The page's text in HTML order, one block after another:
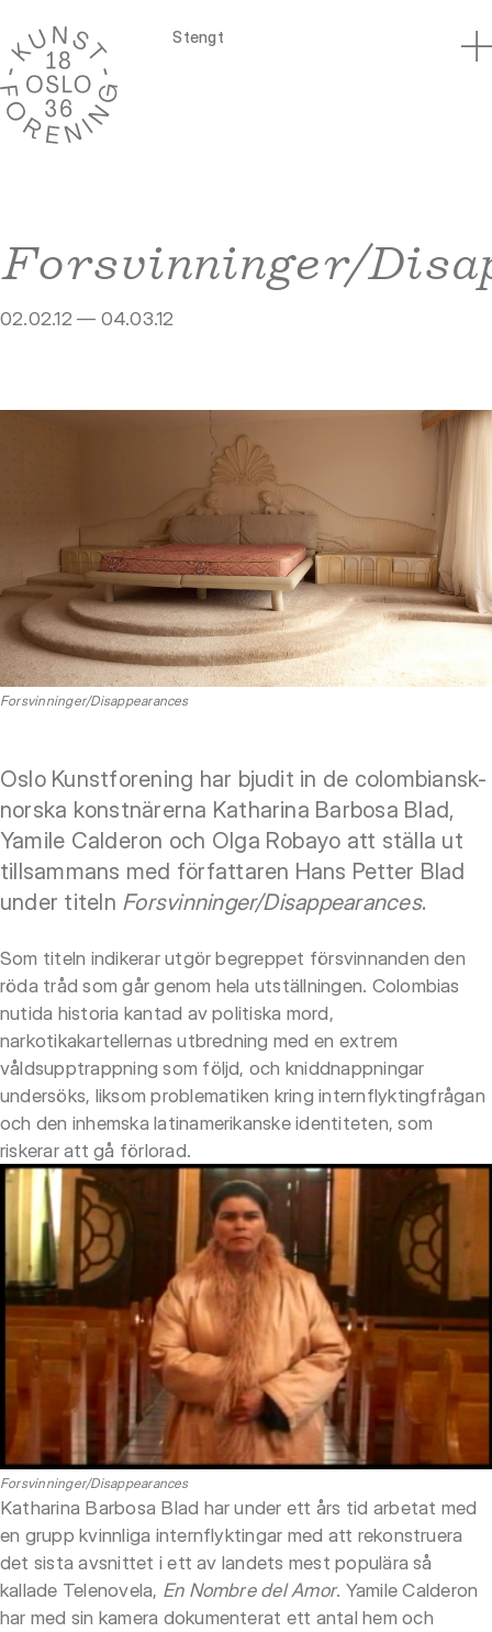
Stengt
Forsvinninger/
02.02.12 — 04.03.12
Forsvinninger/Disappearances
Oslo Kunstforening har bjudit in de colombiansk-
norska konstnärerna Katharina Barbosa Blad,
Yamile Calderon och Olga Robayo att ställa ut
tillsammans med författaren Hans Petter Blad
under titeln Forsvinninger/Disappearances.
Som titeln indikerar utgör begreppet försvinnanden den
röda tråd som går genom hela utställningen. Colombias
nutida historia kantad av politiska mord,
narkotikakartellernas utbredning med en extrem
våldsupptrappning som följd, och kniddnappningar
undersöks, liksom problematiken kring internflyktingfrågan
och den inhemska latinamerikanske identiteten, som
riskerar att gå förlorad.
Forsvinninger/Disappearances
Katharina Barbosa Blad har under ett års tid arbetat med
en grupp kvinnliga internflyktingar med att rekonstruera
det sista avsnittet i ett av landets mest populära så
kallade Telenovela, En Nombre del Amor. Yamile Calderon
har med sin kamera dokumenterat ett antal hem och